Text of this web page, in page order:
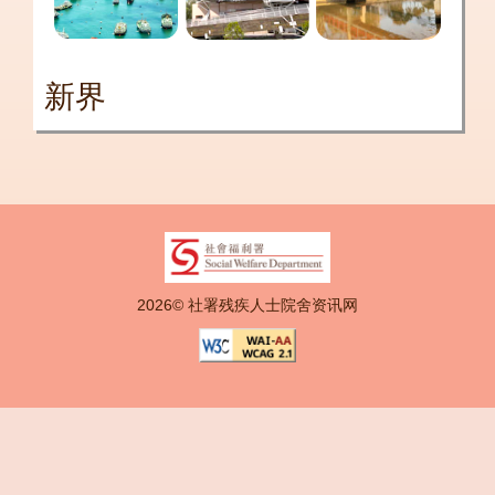
新界
2026© 社署残疾人士院舍资讯网